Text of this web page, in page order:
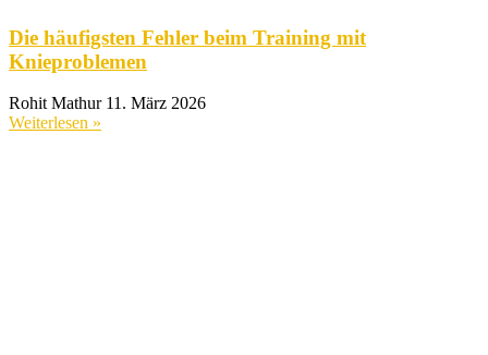
Die häufigsten Fehler beim Training mit
Knieproblemen
Rohit Mathur 11. März 2026
Weiterlesen »